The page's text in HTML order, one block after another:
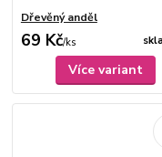
Dřevěný anděl
69 Kč/ks
Více variant